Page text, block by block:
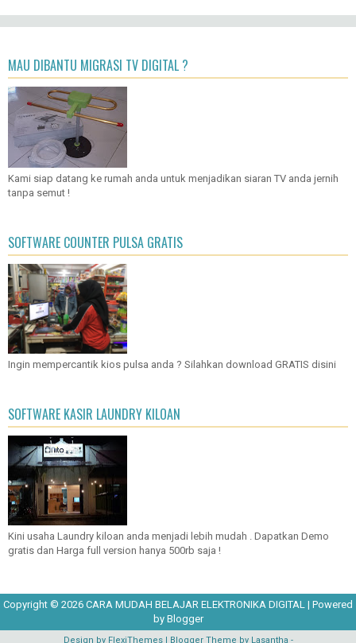
MAU DIBANTU MIGRASI TV DIGITAL ?
Kami siap datang ke rumah anda untuk menjadikan siaran TV anda jernih
tanpa semut !
SOFTWARE COUNTER PULSA GRATIS
Ingin mempercantik kios pulsa anda ? Silahkan download GRATIS disini
SOFTWARE KASIR LAUNDRY KILOAN
Kini usaha Laundry kiloan anda menjadi lebih mudah . Dapatkan Demo
gratis dan Harga full version hanya 500rb saja !
Copyright © 2026 CARA MUDAH BELAJAR ELEKTRONIKA DIGITAL | Powered
by Blogger
Design by FlexiThemes| Blogger Theme by Lasantha -